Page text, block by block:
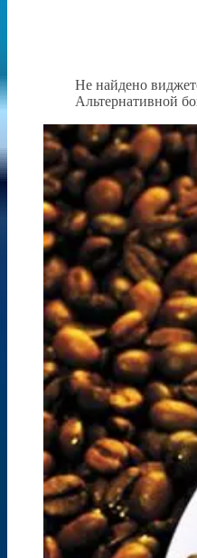
Не найдено
Альтернативной